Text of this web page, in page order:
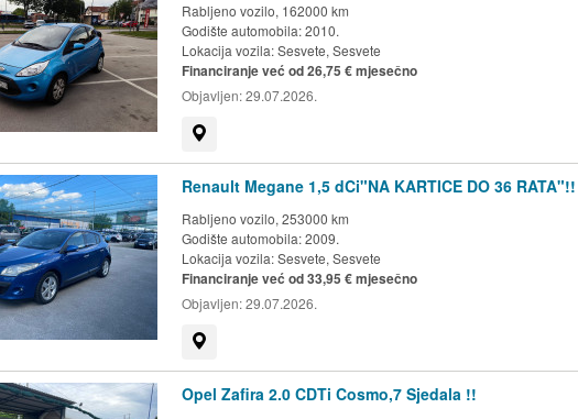
Rabljeno vozilo, 162000 km
Godište automobila: 2010.
Lokacija vozila:Sesvete, Sesvete
Financiranje već od 26,75 € mjesečno
Objavljen:29.07.2026.
Renault Megane 1,5 dCi"NA KARTICE DO 36 RATA"!!
Rabljeno vozilo, 253000 km
Godište automobila: 2009.
Lokacija vozila:Sesvete, Sesvete
Financiranje već od 33,95 € mjesečno
Objavljen:29.07.2026.
Opel Zafira 2.0 CDTi Cosmo,7 Sjedala !!